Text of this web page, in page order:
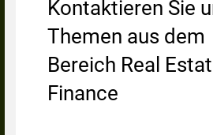
Kontaktieren Sie
Themen aus dem
Bereich Real
Finance